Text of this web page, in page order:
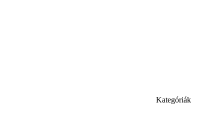
Kategóriák